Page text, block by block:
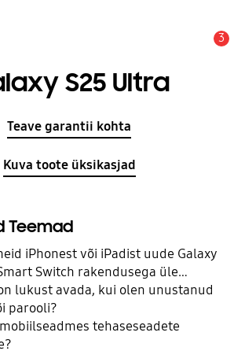
3
S25 Ultra
Teave garantii kohta
Kuva toote üksikasjad
Teemad
iPhonest või iPadist uude Galaxy
Switch rakendusega üle
lukust avada, kui olen unustanud
parooli?
tehaseseadete